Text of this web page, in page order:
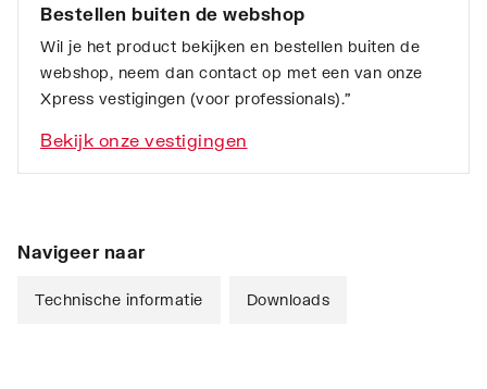
Bestellen buiten de webshop
Wil je het product bekijken en bestellen buiten de
webshop, neem dan contact op met een van onze
Xpress vestigingen (voor professionals).”
Bekijk onze vestigingen
Navigeer naar
Technische informatie Downloads